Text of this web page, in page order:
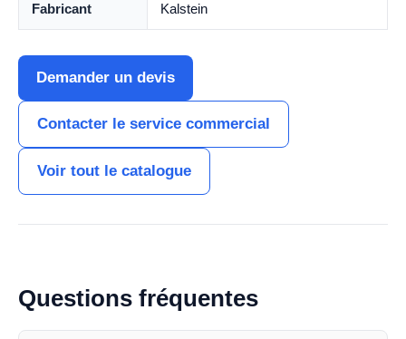
Fabricant Kalstein
Demander un devis
Contacter le service commercial
Voir tout le catalogue
Questions fréquentes